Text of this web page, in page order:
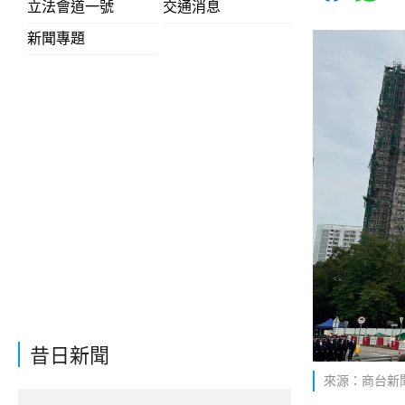
立法會道一號
交通消息
新聞專題
昔日新聞
來源：商台新